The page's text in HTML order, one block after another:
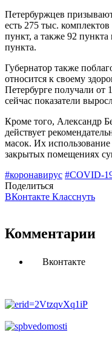
Петербуржцев
есть 275 тыс.
пункт, а также 92
пункта.
Губернатор также
относится к своему
Петербурге получали от
сейчас показатели
Кроме того, Александр
действует
масок. Их
закрытых помещениях
#коронавирус #COVID-
Поделиться
ВКонтакте Класснуть
Комментарии
Вконтакте